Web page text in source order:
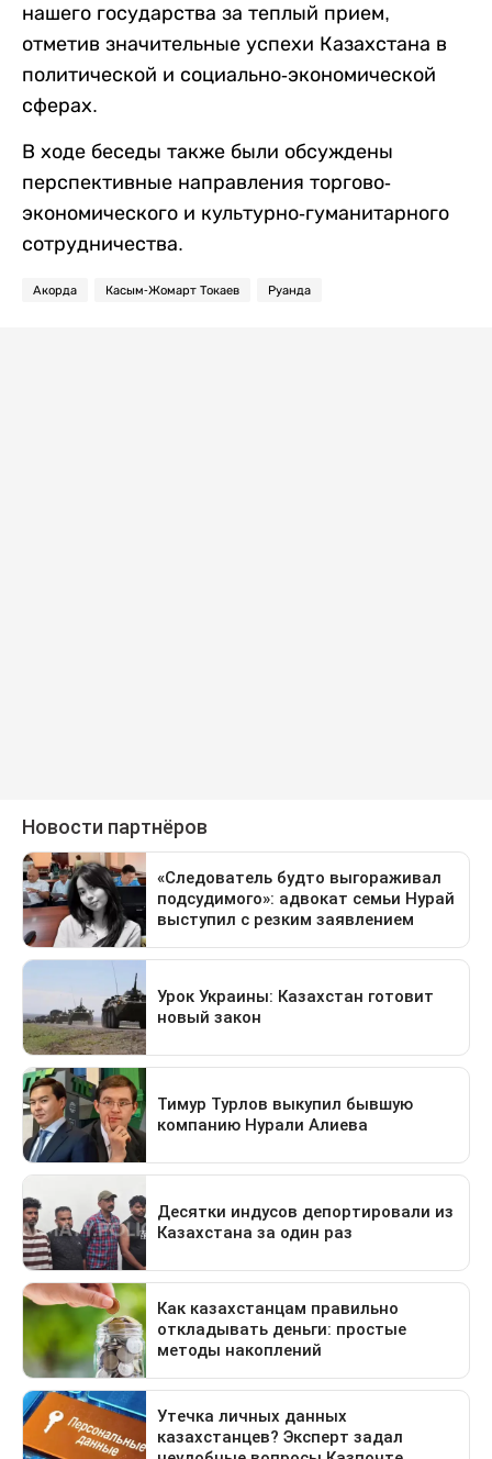
нашего государства за теплый прием,
отметив значительные успехи Казахстана в
политической и социально-экономической
сферах.
В ходе беседы также были обсуждены
перспективные направления торгово-
экономического и культурно-гуманитарного
сотрудничества.
Акорда Касым-Жомарт Токаев Руанда